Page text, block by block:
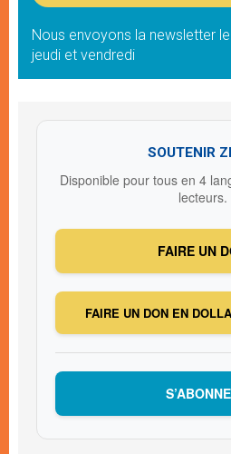
Nous envoyons la newsletter
jeudi et vendredi
SOUTENIR
Disponible pour tous en 4
lecteurs.
FAIRE UN
FAIRE UN DON EN